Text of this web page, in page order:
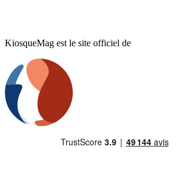
KiosqueMag est le site officiel de